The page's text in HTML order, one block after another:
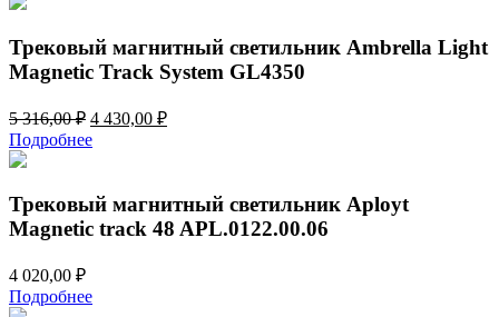
136,00 ₽.
Трековый магнитный светильник Ambrella Light
Magnetic Track System GL4350
5 316,00₽ Первоначальная
цена
составляла
316,00 ₽.
4 430,00 ₽Текущая
Подробнее
Трековый магнитный светильник Aployt
Magnetic track 48 APL.0122.00.06
4 020,00 ₽
Подробнее